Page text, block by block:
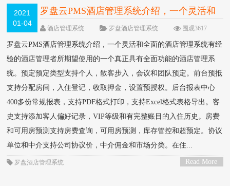
2021
01-04
罗盘云PMS酒店管理系统介绍，一个灵活和
全面的酒店管理系统
NEW
酒店管理系统 罗盘酒店管理系统
围观3617
罗盘云PMS酒店管理系统介绍，一个灵活和全面的酒店管理系统有经
验的酒店管理者所期望使用的一个真正具有全面功能的酒店管理系
统。预定预定类型支持个人，散客步入，会议和团队预定。前台预抵
支持分配房间，入住登记，收取押金，设置预授权。后台报表中心
400多份常规报表，支持PDF格式打印，支持Excel格式表格导出。客
史支持添加客人偏好记录，VIP等级和有完整账目的入住历史。房费
和可用房预测支持房费查询，可用房预测，库存管控和超预定。协议
单位和中介支持公司协议价，中介佣金和市场分类。在住...
Read More
罗盘酒店管理系统